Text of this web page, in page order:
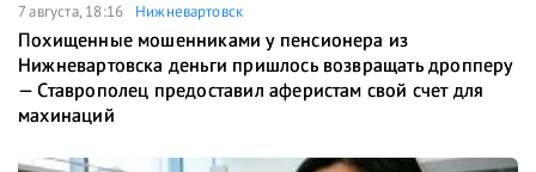
7 августа, 18:16 Нижневартовск
Похищенные мошенниками у пенсионера из
Нижневартовска деньги пришлось возвращать дропперу
— Ставрополец предоставил аферистам свой счет для
махинаций